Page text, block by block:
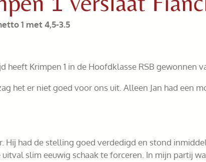
1 met 4,5-3.5
heeft Krimpen 1 in de Hoofdklasse RSB gewonnen
het er niet goed voor ons uit. Alleen Jan had een
Hij had de stelling goed verdedigd en stond
slim eeuwig schaak te forceren. In mijn partij